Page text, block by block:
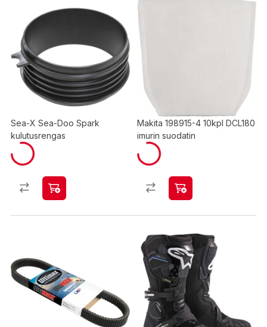
Sea-X Sea-Doo Spark
kulutusrengas
Makita 198915-4 10kpl DCL180
imurin suodatin